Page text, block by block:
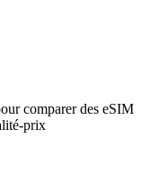
comparer des eSIM
prix